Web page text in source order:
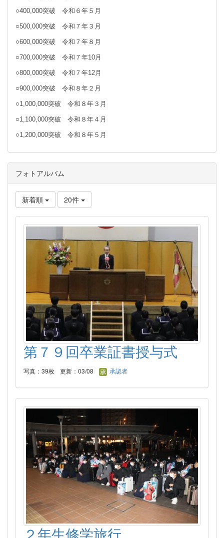
○400,000突破 令和６年５月
○500,000突破 令和７年３月
○600,000突破 令和７年８月
○700,000突破 令和７年10月
○800,000突破 令和７年12月
○900,000突破 令和８年２月
○1,000,000突破 令和８年３月
○1,100,000突破 令和８年４月
○1,200,000突破 令和８年５月
フォトアルバム
新着順 20件
第７９回卒業証書授与式
写真：39枚 更新：03/08 承認者
２年生修学旅行